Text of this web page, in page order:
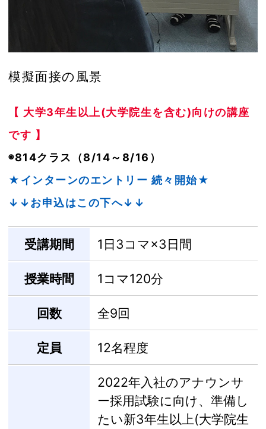
模擬面接の風景
【 大学3年生以上(大学院生を含む)向けの講座
です 】
◉814クラス（8/14～8/16）
★インターンのエントリー 続々開始★
↓↓お申込はこの下へ↓↓
受講期間 1日3コマ×3日間
授業時間 1コマ120分
回数 全9回
定員 12名程度
2022年入社のアナウンサ
ー採用試験に向け、準備し
たい新3年生以上(大学院生